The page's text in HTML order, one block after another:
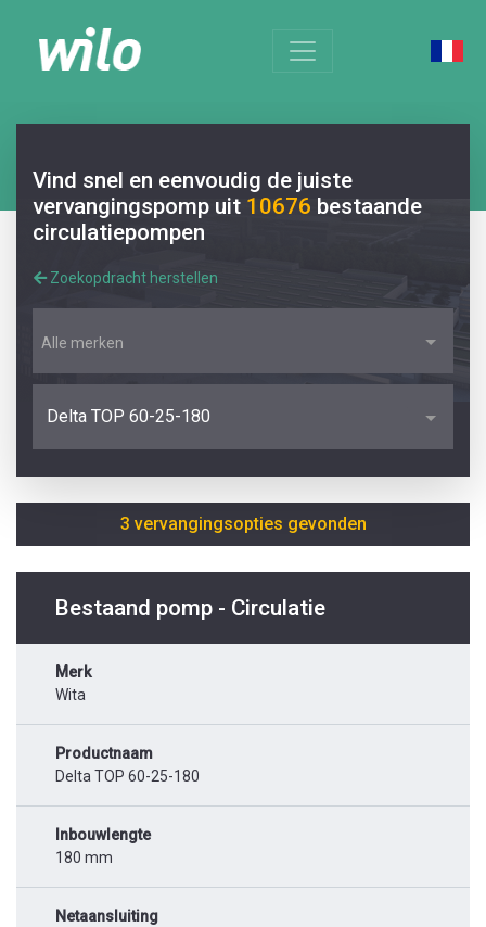
Vind snel en eenvoudig de juiste
vervangingspomp uit 10676 bestaande
circulatiepompen
Zoekopdracht herstellen
Alle merken
Delta TOP 60-25-180
3 vervangingsopties gevonden
Bestaand pomp - Circulatie
Merk
Wita
Productnaam
Delta TOP 60-25-180
Inbouwlengte
180 mm
Netaansluiting